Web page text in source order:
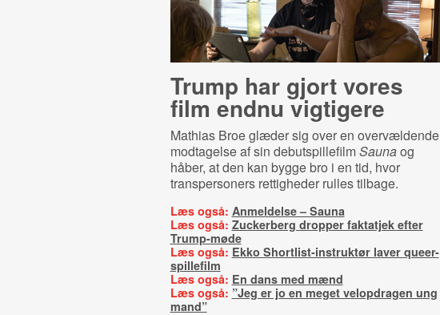
Trump har gjort vores
film endnu vigtigere
Mathias Broe glæder sig over en overvældende
modtagelse af sin debutspillefilmSaunaog
håber, at den kan bygge bro i en tid, hvor
transpersoners rettigheder rulles tilbage.
Læs også: Anmeldelse – Sauna
Læs også: Zuckerberg dropper faktatjek efter
Trump-møde
Læs også: Ekko Shortlist-instruktør laver queer-
spillefilm
Læs også: En dans med mænd
Læs også: ”Jeg er jo en meget velopdragen ung
mand”